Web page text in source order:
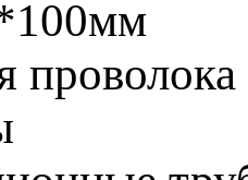
проволока